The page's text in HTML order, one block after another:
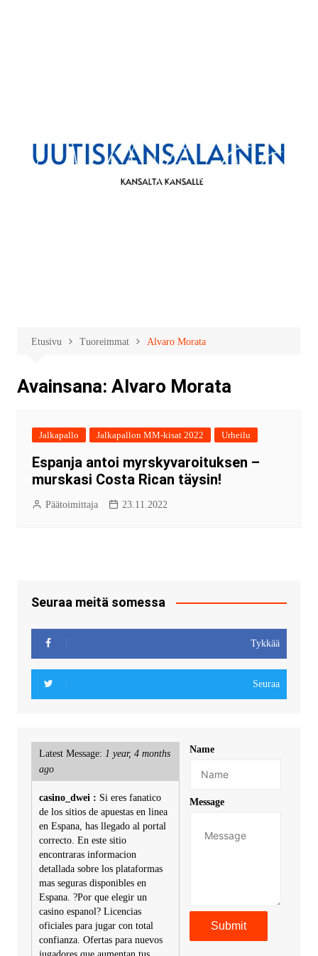
Etusivu Tuoreimmat Alvaro Morata
Avainsana: Alvaro Morata
Jalkapallo Jalkapallon MM-kisat 2022 Urheilu
Espanja antoi myrskyvaroituksen –
murskasi Costa Rican täysin!
Päätoimittaja 23.11.2022
Seuraa meitä somessa
Tykkää
Seuraa
Latest Message: 1 year, 4 months
ago
casino_dwei : Si eres fanatico
de los sitios de apuestas en linea
en Espana, has llegado al portal
correcto. En este sitio
encontraras informacion
detallada sobre los plataformas
mas seguras disponibles en
Espana. ?Por que elegir un
casino espanol? Licencias
oficiales para jugar con total
confianza. Ofertas para nuevos
Name
Message